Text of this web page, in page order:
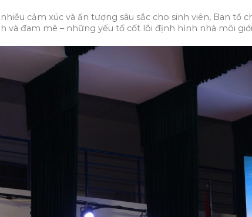
cảm xúc và ấn tượng sâu sắc cho sinh viên, Ban tổ
và đam mê – những yếu tố cốt lõi định hình nhà môi